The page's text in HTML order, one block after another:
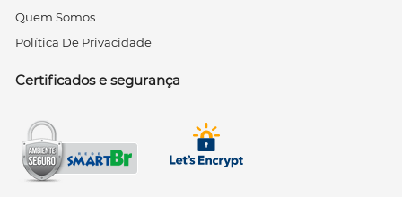
Quem Somos
Política De Privacidade
Certificados e segurança